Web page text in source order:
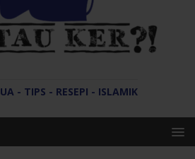
- TIPS - RESEPI - ISLAMIK